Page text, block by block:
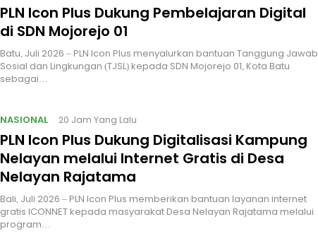
PLN Icon Plus Dukung Pembelajaran Digital
di SDN Mojorejo 01
Batu, Juli 2026 – PLN Icon Plus menyalurkan bantuan Tanggung Jawab
Sosial dan Lingkungan (TJSL) kepada SDN Mojorejo 01, Kota Batu
sebagai…
NASIONAL 20 Jam Yang Lalu
PLN Icon Plus Dukung Digitalisasi Kampung
Nelayan melalui Internet Gratis di Desa
Nelayan Rajatama
Bali, Juli 2026 – PLN Icon Plus memberikan bantuan layanan internet
gratis ICONNET kepada masyarakat Desa Nelayan Rajatama melalui
program…